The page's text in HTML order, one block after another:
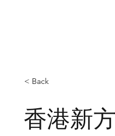
< Back
香港新